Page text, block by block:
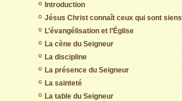
Introduction
Jésus Christ connaît ceux qui sont siens
L’évangélisation et l’Église
La cène du Seigneur
La discipline
La présence du Seigneur
La sainteté
La table du Seigneur